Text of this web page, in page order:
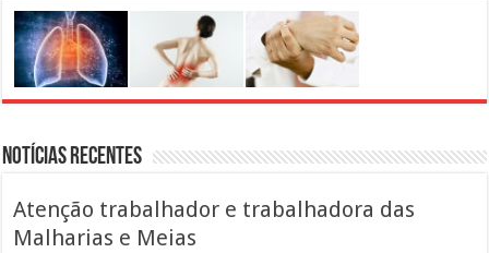
Notícias Recentes
Atenção trabalhador e trabalhadora das
Malharias e Meias